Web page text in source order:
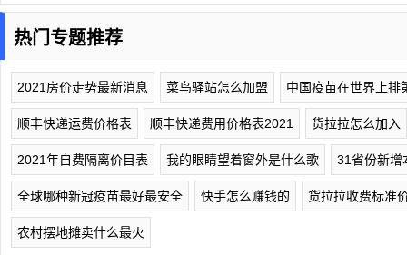
热门专题推荐
2021房价走势最新消息 菜鸟驿站怎么加盟 中国疫苗在世界上排
顺丰快递运费价格表 顺丰快递费用价格表2021 货拉拉怎么加入
2021年自费隔离价目表 我的眼睛望着窗外是什么歌 31省份新增
全球哪种新冠疫苗最好最安全 快手怎么赚钱的 货拉拉收费标准
农村摆地摊卖什么最火